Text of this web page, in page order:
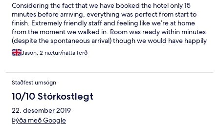
Considering the fact that we have booked the hotel only 15
minutes before arriving, everything was perfect from start to
finish. Extremely friendly staff and feeling like we’re at home
from the moment we walked in. Room was ready within minutes
(despite the spontaneous arrival) though we would have happily
waited longer as the host Justin has poured us a nice and chilled
glass of wine and allowed us to settle. And what a host he was!
recommendations on things to do and even assisted with dinner
bookings in fantastic places. Truly a wonderful stay and close to
everything you need, restaurants, wine tram and vineyards!
Huge thank you and we definitely will be coming back sooner
than we expected! Paulina and J
Jason, 2 nætur/nátta ferð
Staðfest umsögn
10/10 Stórkostlegt
22. desember 2019
Þýða með Google